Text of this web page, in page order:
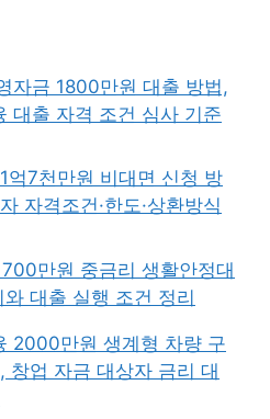
자금 1800만원 대출 방법,
대출 자격 조건 심사 기준
억7천만원 비대면 신청 방
자격조건·한도·상환방식
만원 중금리 생활안정대
대출 실행 조건 정리
2000만원 생계형 차량 구
창업 자금 대상자 금리 대